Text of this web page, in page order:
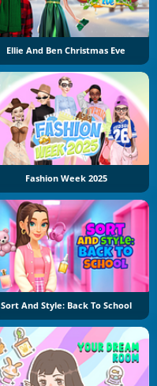
Ellie And Ben Christmas Eve
Fashion Week 2025
Sort And Style: Back To School